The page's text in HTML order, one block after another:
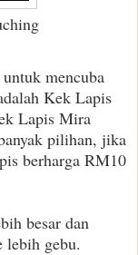
mencuba
Kek Lapis
Lapis Mira
pilihan, jika
berharga RM10
besar dan
lebih gebu.